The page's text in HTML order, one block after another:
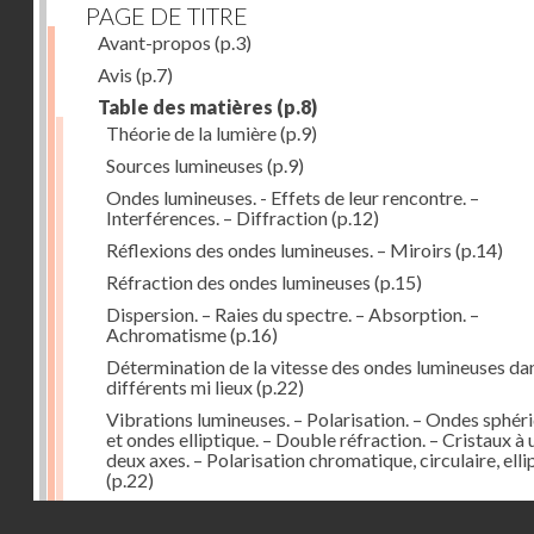
PAGE DE TITRE
Avant-propos (p.3)
Avis (p.7)
Table des matières (p.8)
Théorie de la lumière(p.9)
Sources lumineuses (p.9)
Ondes lumineuses. - Effets de leur rencontre. –
Interférences. – Diffraction(p.12)
Réflexions des ondes lumineuses. – Miroirs (p.14)
Réfraction des ondes lumineuses (p.15)
Dispersion. – Raies du spectre. – Absorption. –
Achromatisme(p.16)
Détermination de la vitesse des ondes lumineuses
différents mi lieux(p.22)
Vibrations lumineuses. – Polarisation. – Ondes
et ondes elliptique. – Double réfraction. – Cristaux à
deux axes. – Polarisation chromatique, circulaire,
(p.22)